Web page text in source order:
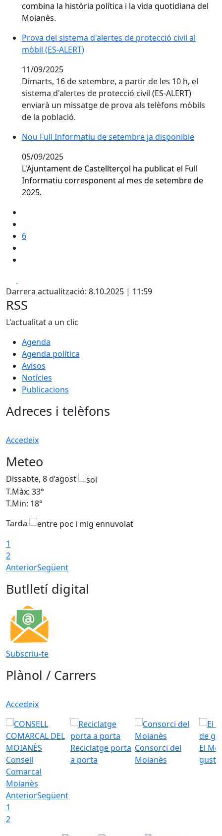
combina la història política i la vida quotidiana del
Moianès.
Prova del sistema d'alertes de protecció civil al mòbil
Prova del sistema d'alertes de protecció civil al
mòbil (ES-ALERT)
11/09/2025
Dimarts, 16 de setembre, a partir de les 10 h, el
sistema d'alertes de protecció civil (ES-ALERT)
enviarà un missatge de prova als telèfons mòbils
de la població.
Nou Full Informatiu de setembre ja disponible
Nou Full Informatiu de setembre ja disponible
05/09/2025
L'Ajuntament de Castellterçol ha publicat el Full
Informatiu corresponent al mes de setembre de
2025.
6
Darrera actualització: 8.10.2025 | 11:59
RSS
L'actualitat a un clic
Agenda
Agenda política
Avisos
Notícies
Publicacions
Adreces i telèfons
Accedeix
Meteo
Dissabte, 8 d’agost
T.Màx: 33°
T.Min: 18°
Tarda
1
2
AnteriorSegüent
Butlletí digital
Subscriu-te
Plànol / Carrers
Accedeix
Consell
Comarcal
Moianès
Reciclatge porta
a porta
Consorci del
Moianès
El
gust
AnteriorSegüent
1
2